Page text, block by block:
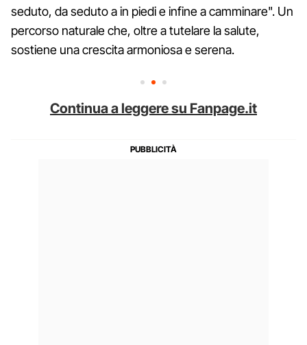
seduto, da seduto a in piedi e infine a camminare". Un
percorso naturale che, oltre a tutelare la salute,
sostiene una crescita armoniosa e serena.
Continua a leggere su Fanpage.it